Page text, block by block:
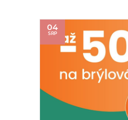
04
SRP